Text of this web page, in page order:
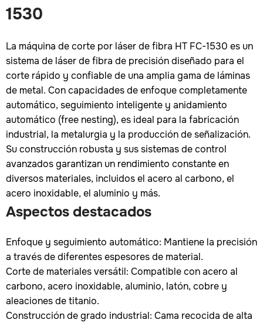
1530
La máquina de corte por láser de fibra HT FC-1530 es un
sistema de láser de fibra de precisión diseñado para el
corte rápido y confiable de una amplia gama de láminas
de metal. Con capacidades de enfoque completamente
automático, seguimiento inteligente y anidamiento
automático (free nesting), es ideal para la fabricación
industrial, la metalurgia y la producción de señalización.
Su construcción robusta y sus sistemas de control
avanzados garantizan un rendimiento constante en
diversos materiales, incluidos el acero al carbono, el
acero inoxidable, el aluminio y más.
Aspectos destacados
Enfoque y seguimiento automático: Mantiene la precisión
a través de diferentes espesores de material.
Corte de materiales versátil: Compatible con acero al
carbono, acero inoxidable, aluminio, latón, cobre y
aleaciones de titanio.
Construcción de grado industrial: Cama recocida de alta